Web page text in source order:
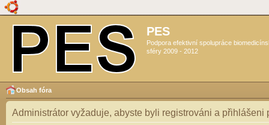
PES
Podpora efektivní spolupráce
sféry 2009 - 2012
Obsah fóra
Administrátor vyžaduje, abyste byli registrováni a přihlášeni